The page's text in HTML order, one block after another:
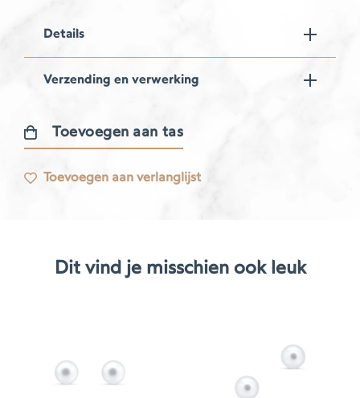
Details
Verzending en verwerking
Libellule
oorbellen
Toevoegen aan tas
Toevoegen aan verlanglijst
Dit vind je misschien ook leuk